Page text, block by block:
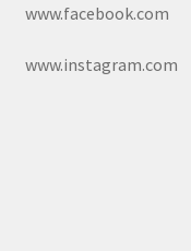
www.facebook.com
www.instagram.com